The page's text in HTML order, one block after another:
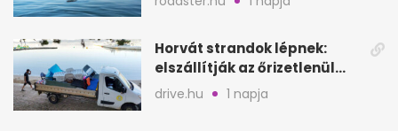
Horvát strandok lépnek:
elszállítják az őrizetlenül
hagyott törölközőket
drive.hu 1 napja